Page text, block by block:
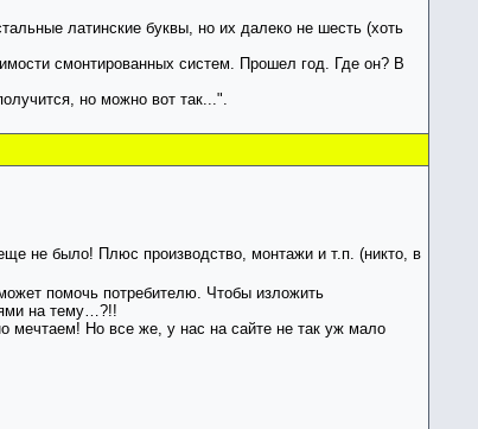
латинские буквы, но их далеко не шесть (хоть
смонтированных систем. Прошел год. Где он? В
но можно вот так...".
не было! Плюс производство, монтажи и т.п. (никто, в
помочь потребителю. Чтобы изложить
на тему…?!!
Но все же, у нас на сайте не так уж мало